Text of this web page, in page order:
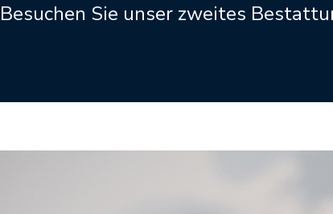
Besuchen Sie unser zweites